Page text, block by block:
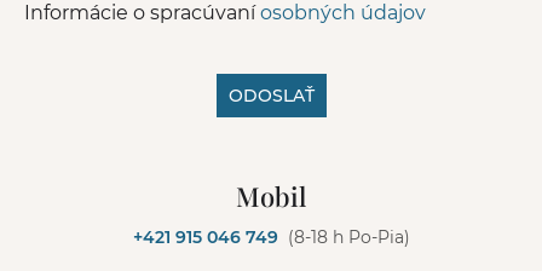
Informácie o spracúvaníosobných údajov
ODOSLAŤ
Mobil
+421 915 046 749 (8-18 h Po-Pia)